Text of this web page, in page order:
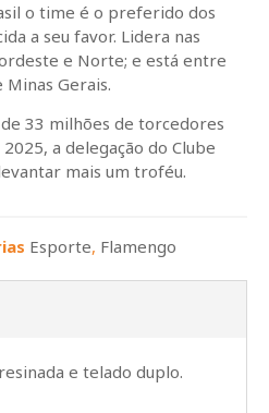
o time é o preferido dos
a seu favor. Lidera nas
e Norte; e está entre
Minas Gerais.
de 33 milhões de torcedores
a delegação do Clube
mais um troféu.
Esporte, Flamengo
e telado duplo.